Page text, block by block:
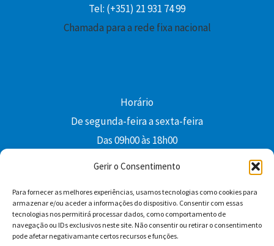
Gerir o Consentimento
Para fornecer as melhores experiências, usamos tecnologias como cookies para
armazenar e/ou aceder a informações do dispositivo. Consentir com essas
tecnologias nos permitirá processar dados, como comportamento de
navegação ou IDs exclusivos neste site. Não consentir ou retirar o consentimento
pode afetar negativamante certos recursos e funções.
Tel: (+351) 21 931 74 99
Chamada para a rede fixa nacional
Horário
De segunda-feira a sexta-feira
Das 09h00 às 18h00
Facebook YouTube Instagram
Whatsapp
Condições Gerais de Venda